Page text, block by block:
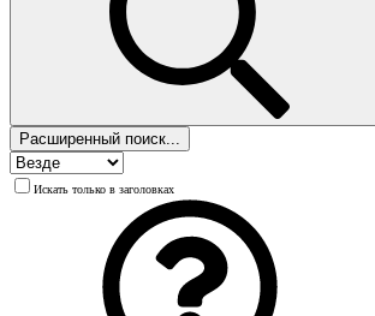
Расширенный поиск...
Искать только в заголовках